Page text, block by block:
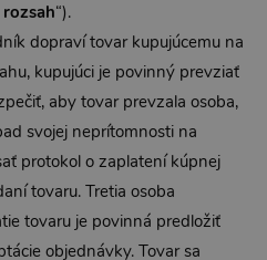
“).
dopraví tovar kupujúcemu na
kupujúci je povinný prevziať
aby tovar prevzala osoba,
svojej neprítomnosti na
protokol o zaplatení kúpnej
tovaru. Tretia osoba
tovaru je povinná predložiť
objednávky. Tovar sa